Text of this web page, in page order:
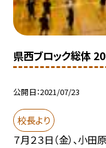
県西ブロック総体
公開日 2021/07/23
校長より
７月２３日（金）、小